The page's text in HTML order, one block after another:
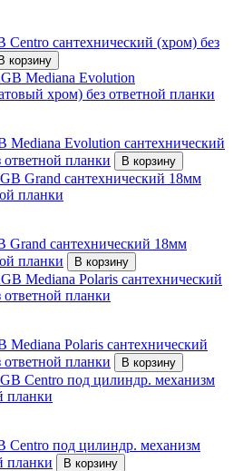
Centro сантехнический (хром) без
корзину
Mediana Evolution сантехнический
планки
В корзину
Grand сантехнический 18мм
планки
В корзину
Mediana Polaris сантехнический
планки
В корзину
Centro под цилиндр. механизм
планки
В корзину